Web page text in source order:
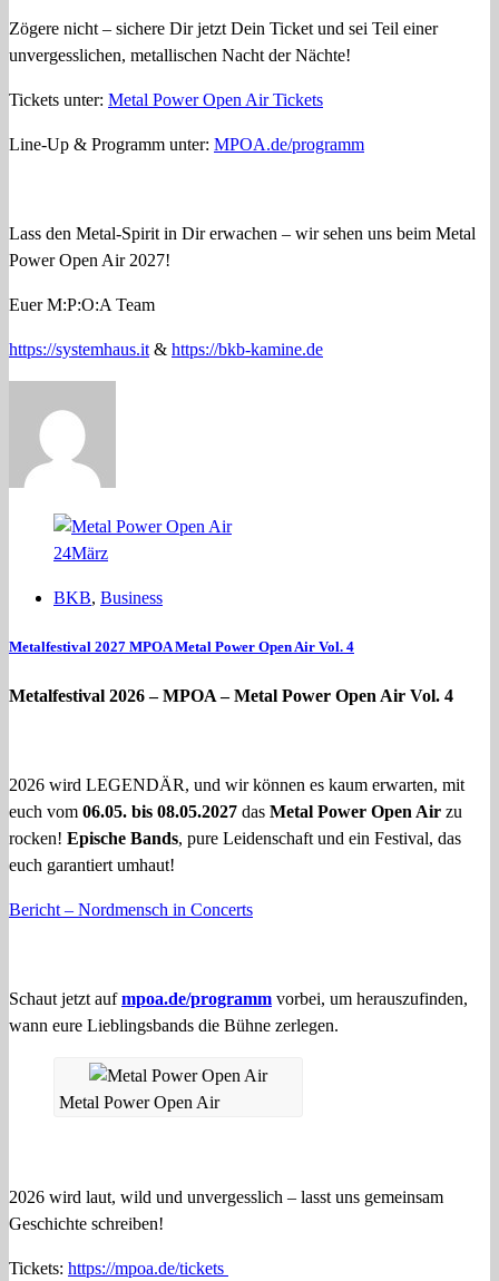
Zögere nicht – sichere Dir jetzt Dein Ticket und sei Teil einer
unvergesslichen, metallischen Nacht der Nächte!
Tickets unter: Metal Power Open Air Tickets
Line-Up & Programm unter: MPOA.de/programm
Lass den Metal-Spirit in Dir erwachen – wir sehen uns beim Metal
Power Open Air 2027!
Euer M:P:O:A Team
https://systemhaus.it & https://bkb-kamine.de
24März
BKB, Business
Metalfestival 2027 MPOA Metal Power Open Air Vol. 4
Metalfestival 2026 – MPOA – Metal Power Open Air Vol. 4
2026 wird LEGENDÄR, und wir können es kaum erwarten, mit
euch vom 06.05. bis 08.05.2027 das Metal Power Open Air zu
rocken! Epische Bands, pure Leidenschaft und ein Festival, das
euch garantiert umhaut!
Bericht – Nordmensch in Concerts
Schaut jetzt aufmpoa.de/programm vorbei, um herauszufinden,
wann eure Lieblingsbands die Bühne zerlegen.
Metal Power Open Air
2026 wird laut, wild und unvergesslich – lasst uns gemeinsam
Geschichte schreiben!
Tickets: https://mpoa.de/tickets